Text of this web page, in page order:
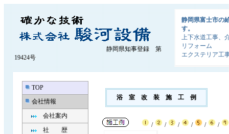
静岡県知事登録 第
19424号
静岡県富士市の
す。
上下水道工事、
リフォーム
エクステリア工
TOP
会社情報
会社案内
社 歴
浴 室 改 装 施 工 例
/ / / / / /